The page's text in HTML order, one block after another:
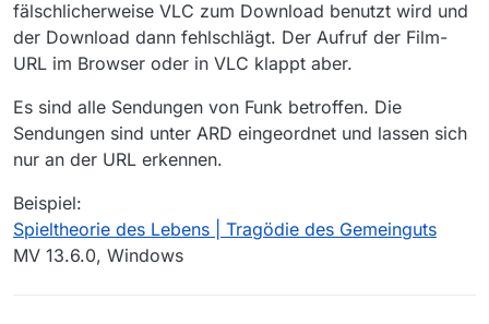
fälschlicherweise VLC zum Download benutzt wird und
der Download dann fehlschlägt. Der Aufruf der Film-
URL im Browser oder in VLC klappt aber.
Es sind alle Sendungen von Funk betroffen. Die
Sendungen sind unter ARD eingeordnet und lassen sich
nur an der URL erkennen.
Beispiel:
Spieltheorie des Lebens | Tragödie des Gemeinguts
MV 13.6.0, Windows